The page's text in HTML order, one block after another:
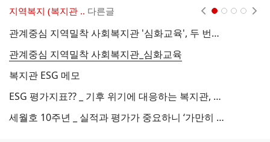
지역복지 (복지관 .. 다른글
관계중심 지역밀착 사회복지관 '심화교육', 두 번째 만남
관계중심 지역밀착 사회복지관_심화교육
복지관 ESG 메모
ESG 평가지표?? _ 기후 위기에 대응하는 복지관, 결국 복지관 정체성에서 시작
세월호 10주년 _ 실적과 평가가 중요하니 ‘가만히 있으라?’